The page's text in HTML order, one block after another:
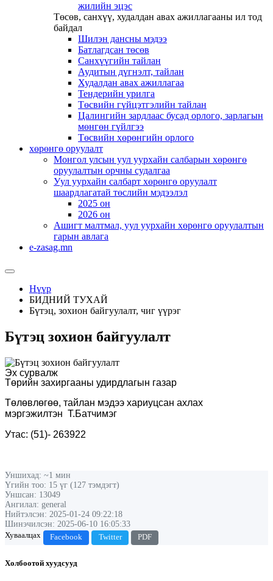
жилийн эцэс
Төсөв, санхүү, худалдан авах ажиллагааны ил тод
байдал
Шилэн дансны мэдээ
Батлагдсан төсөв
Санхүүгийн тайлан
Аудитын дүгнэлт, тайлан
Худалдан авах ажиллагаа
Тендерийн урилга
Төсвийн гүйцэтгэлийн тайлан
Цалингийн зардлаас бусад орлого, зарлагын
мөнгөн гүйлгээ
Төсвийн хөрөнгийн орлого
хөрөнгө оруулалт
Монгол улсын уул уурхайн салбарын хөрөнгө
оруулалтын орчны судалгаа
Уул уурхайн салбарт хөрөнгө оруулалт
шаардлагатай төслийн мэдээлэл
2025 он
2026 он
Ашигт малтмал, уул уурхайн хөрөнгө оруулалтын
гарын авлага
e-zasag.mn
Нүүр
БИДНИЙ ТУХАЙ
Бүтэц, зохион байгуулалт, чиг үүрэг
Бүтэц зохион байгуулалт
Эх сурвалж
Төрийн захиргааны удирдлагын газар
Төлөвлөгөө, тайлан мэдээ хариуцсан ахлах
мэргэжилтэн Т.Батчимэг
Утас: (51)- 263922
Уншихад: ~1 мин
Үгийн тоо: 15 үг (127 тэмдэгт)
Уншсан: 13049
Ангилал: general
Нийтэлсэн: 2025-01-24 09:22:18
Шинэчилсэн: 2025-06-10 16:05:33
Хуваалцах
Facebook Twitter PDF
Холбоотой хуудсууд